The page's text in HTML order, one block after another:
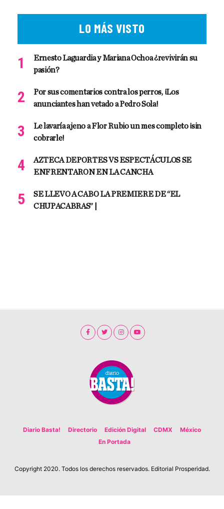
LO MÁS VISTO
Ernesto Laguardia y Mariana Ochoa ¿revivirán su
pasión?
Por sus comentarios contra los perros, ¡Los
anunciantes han vetado a Pedro Sola!
Le lavaría ajeno a Flor Rubio un mes completo ¡sin
cobrarle!
AZTECA DEPORTES VS ESPECTÁCULOS SE
ENFRENTARON EN LA CANCHA
SE LLEVO A CABO LA PREMIERE DE “EL
CHUPACABRAS” |
Diario Basta! Directorio Edición Digital CDMX
México
En Portada
Copyright 2020. Todos los derechos reservados. Editorial Prosperidad.